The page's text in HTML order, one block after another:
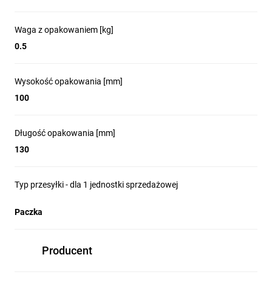
Waga z opakowaniem [kg]
0.5
Wysokość opakowania [mm]
100
Długość opakowania [mm]
130
Typ przesyłki - dla 1 jednostki sprzedażowej
Paczka
Producent